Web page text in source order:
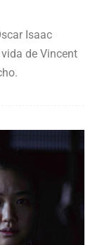
Isaac
de Vincent